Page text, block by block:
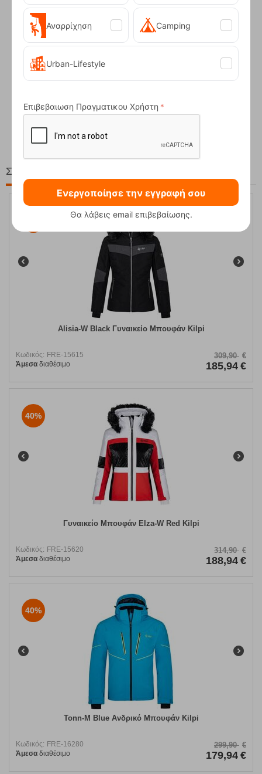
Compact Ocean Blue Τηλεσκοπικά Μπατόν Πεζ...
Στη ίδια Τιμή!
Alisia-W Black Γυναικείο Μπουφάν Kilpi
Κωδικός: FRE-15615
Άμεσα διαθέσιμο
309,90 €
185,94 €
40%
Γυναικείο Μπουφάν Elza-W Red Kilpi
Κωδικός: FRE-15620
Άμεσα διαθέσιμο
314,90 €
188,94 €
40%
Tonn-M Blue Ανδρικό Μπουφάν Kilpi
Κωδικός: FRE-16280
Άμεσα διαθέσιμο
299,90 €
179,94 €
Αναρρίχηση Camping
Urban-Lifestyle
Επιβεβαιωση Πραγματικου Χρήστη
Ενεργοποίησε την εγγραφή σου
Θα λάβεις email επιβεβαίωσης.